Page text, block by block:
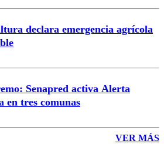
declara emergencia agrícola
Senapred activa Alerta
en tres comunas
VER MÁS